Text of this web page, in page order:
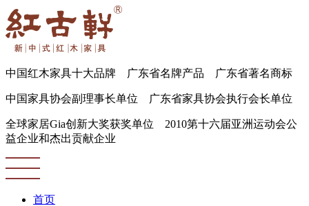
中国红木家具十大品牌 广东省名牌产品 广东省著名商标
中国家具协会副理事长单位 广东省家具协会执行会长单位
全球家居Gia创新大奖获奖单位 2010第十六届亚洲运动会公
益企业和杰出贡献企业
首页